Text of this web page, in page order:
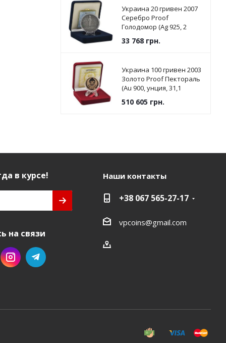
Украина 20 гривен 2007
Серебро Proof
Голодомор (Ag 925, 2
33 768грн.
Украина 100 гривен 2003
Золото Proof Пектораль
(Au 900, унция, 31,1
510 605 грн.
в курсе!
на связи
Наши контакты
+38 067 565-27-17
vpcoins@gmail.com